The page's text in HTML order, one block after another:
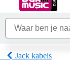
Jack kabels